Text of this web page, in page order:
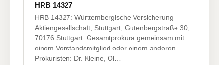
HRB 14327
HRB 14327: Württembergische Versicherung
Aktiengesellschaft, Stuttgart, Gutenbergstraße 30,
70176 Stuttgart. Gesamtprokura gemeinsam mit
einem Vorstandsmitglied oder einem anderen
Prokuristen: Dr. Kleine, Ol…